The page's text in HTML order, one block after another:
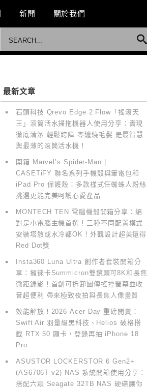
新聞 關於我們
最新文章
石頭科技 Qrevo Edge 2 Flow「搖滾天
王」滾筒活水掃拖機器人使用分享：實現
徹底清潔 輕鬆跨障 零纏繞毛髮 是最智慧
與最薄的滾筒活水機！
開箱 Marvel’s Spider-Man |
CASETiFY 聯名系列手機殼與筆電包和
iPad Pro 保護殼：多款樣式任蜘蛛人粉絲
挑選更能完美呵護心愛產品
MONTECH TEN 電腦機殼開箱分享：絕
對是小電腦主機首選！三種不同配置模式
安裝塔散或水冷都OK！外觀設計超美還得
Red Dot獎
Insta360 Luna Ultra 創作者套裝開箱分
享：擁徠卡Summicron雙鏡頭可8K和長焦
微距錄影！首創可拆卸圖傳搖控螢幕並收
音超便利 帶來極致夜拍與長焦人像畫質
效能解放！2026 Acer Day 重磅開賣：
Swift Air 羽量級黑科技、Helios 破格搭
載 RTX 50 顯卡，登錄再抽 iPhone 18
Pro
ASUSTOR LOCKERSTOR 6 Gen2+
(AS6706T v2) NAS 系統開箱使用分享：
搭配六顆 Seagate 32TB NAS 硬碟讓你